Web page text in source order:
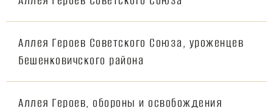
Аллея Героев Советского Союза, уроженцев
Бешенковичского района
Аллея Героев, обороны и освобождения